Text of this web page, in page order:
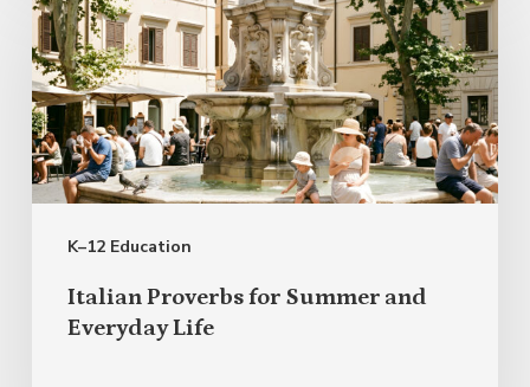
K–12 Education
Proverbs
for
Summer
and
Everyday
Life
Italian Proverbs for Summer and
Everyday Life